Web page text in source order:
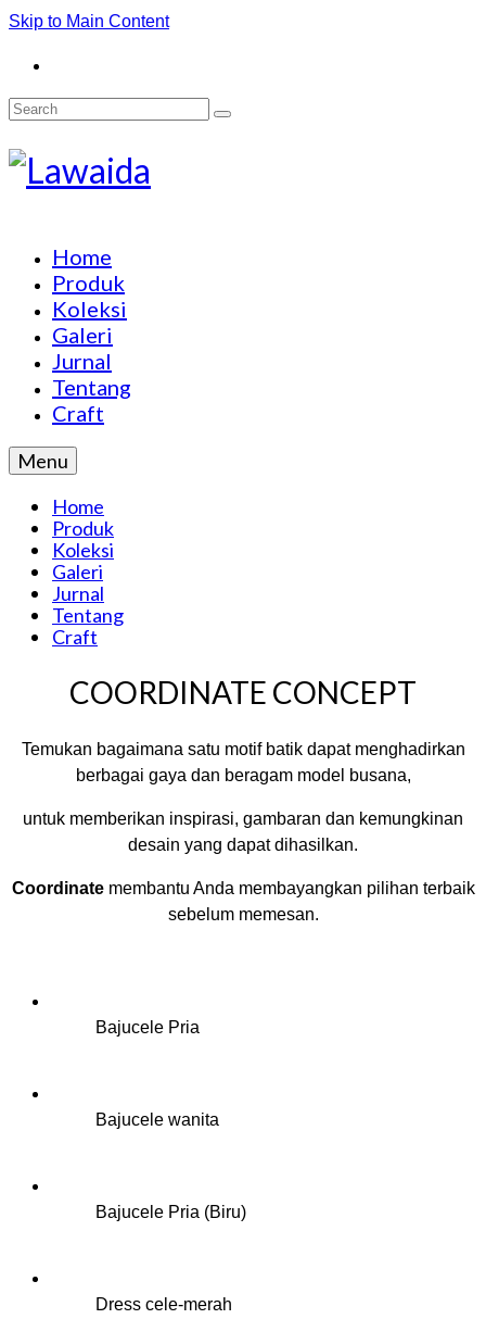
Skip to Main Content
Search
Home
Produk
Koleksi
Galeri
Jurnal
Tentang
Craft
Menu
Home
Produk
Koleksi
Galeri
Jurnal
Tentang
Craft
COORDINATE CONCEPT
Temukan bagaimana satu motif batik dapat menghadirkan
berbagai gaya dan beragam model busana,
untuk memberikan inspirasi, gambaran dan kemungkinan
desain yang dapat dihasilkan.
Coordinatemembantu Anda membayangkan pilihan terbaik
sebelum memesan.
Bajucele Pria
Bajucele wanita
Bajucele Pria (Biru)
Dress cele-merah